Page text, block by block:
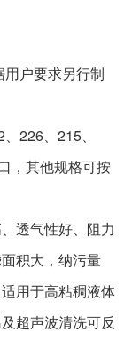
户要求另行制
、 226、 215、
，其他规格可按
透气性好、阻力
积大，纳污量
用于高粘稠液体
超声波清洗可反